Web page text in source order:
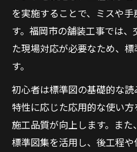
を実施することで、ミスや
す。福岡市の舗装工事では
た現場対応が必要なため、
す。
初心者は標準図の基礎的な
特性に応じた応用的な使い
施工品質が向上します。ま
標準図集を活用し、後工程